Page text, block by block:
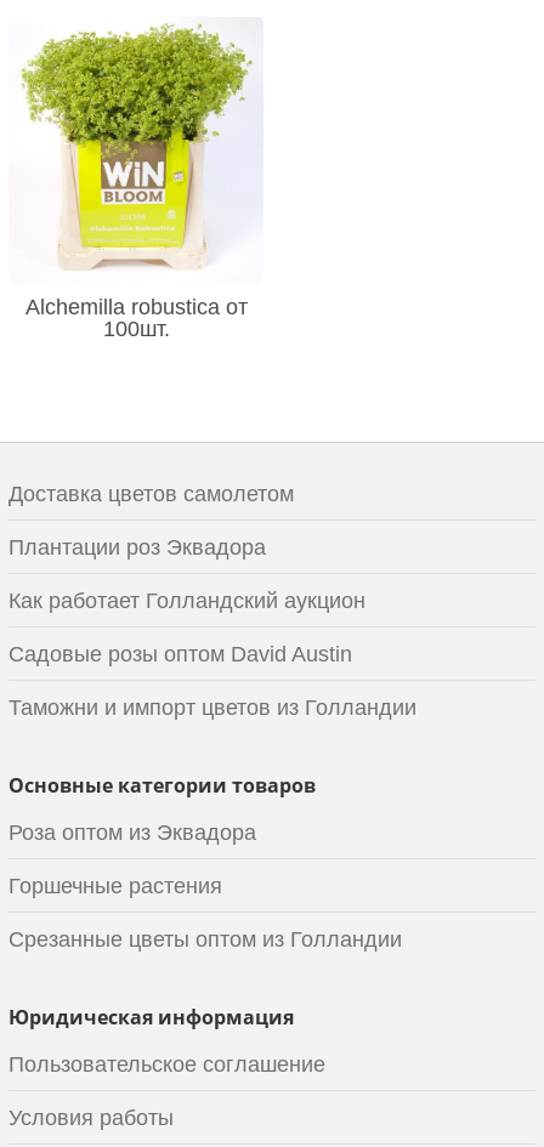
Alchemilla robustica от
100шт.
Доставка цветов самолетом
Плантации роз Эквадора
Как работает Голландский аукцион
Садовые розы оптом David Austin
Таможни и импорт цветов из Голландии
Основные категории товаров
Роза оптом из Эквадора
Горшечные растения
Срезанные цветы оптом из Голландии
Юридическая информация
Пользовательское соглашение
Условия работы